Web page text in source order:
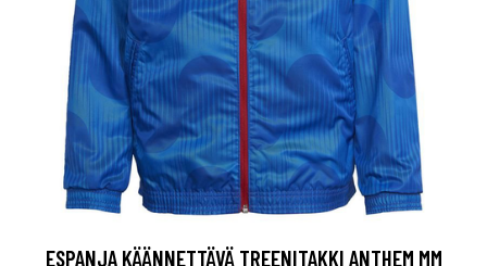
ESPANJA KÄÄNNETTÄVÄ TREENITAKKI ANTHEM MM